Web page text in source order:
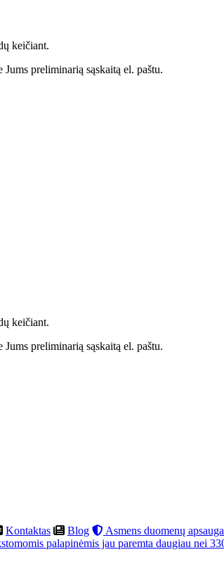
keičiant.
preliminarią sąskaitą el. paštu.
keičiant.
preliminarią sąskaitą el. paštu.
Kontaktas Blog Asmens duomenų apsauga